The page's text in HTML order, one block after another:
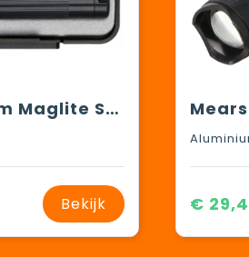
Aluminium Maglite Solitaire zaklamp
Bekijk €